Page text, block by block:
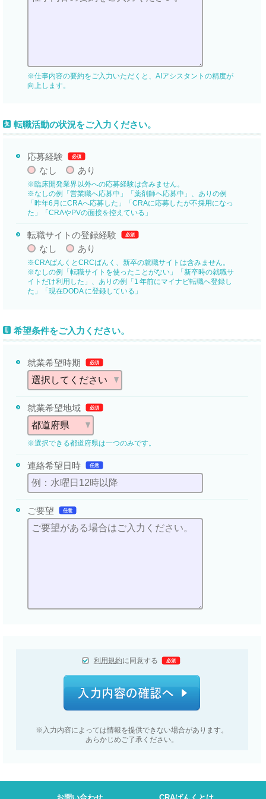
※仕事内容の要約をご入力いただくと、AIアシスタントの精度が
向上します。
転職活動の状況をご入力ください。
応募経験 必須
なし あり
※臨床開発業界以外への応募経験は含みません。
※なしの例「営業職へ応募中」「薬剤師へ応募中」、ありの例
「昨年6月にCRAへ応募した」「CRAに応募したが不採用になっ
た」「CRAやPVの面接を控えている」
転職サイトの登録経験 必須
なし あり
※CRAばんくとCRCばんく、新卒の就職サイトは含みません。
※なしの例「転職サイトを使ったことがない」「新卒時の就職サ
イトだけ利用した」、ありの例「1 年前にマイナビ転職へ登録し
た」「現在DODA に登録している」
希望条件をご入力ください。
就業希望時期 必須
就業希望地域 必須
※選択できる都道府県は一つのみです。
連絡希望日時 任意
ご要望 任意
利用規約に同意する 必須
※入力内容によっては情報を提供できない場合があります。
あらかじめご了承ください。